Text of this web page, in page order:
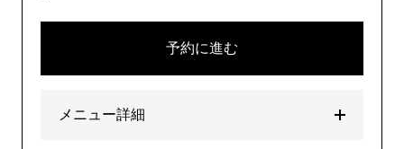
予約に進む
メニュー詳細